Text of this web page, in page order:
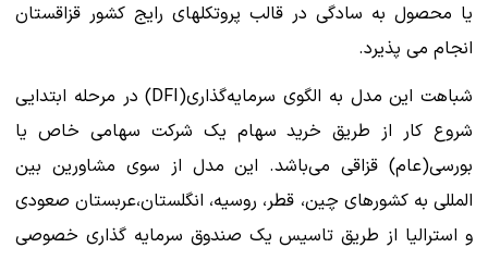
یا محصول به سادگی در قالب پروتکلهای رایج کشور قزاقستان
انجام می پذیرد.
شباهت این مدل به الگوی سرمایه‌گذاری(DFI) در مرحله ابتدایی
شروع کار از طریق خرید سهام یک شرکت سهامی خاص یا
بورسی(عام) قزاقی می‌باشد. این مدل از سوی مشاورین بین
المللی به کشورهای چین، قطر، روسیه، انگلستان،عربستان صعودی
و استرالیا از طریق تاسیس یک صندوق سرمایه گذاری خصوصی